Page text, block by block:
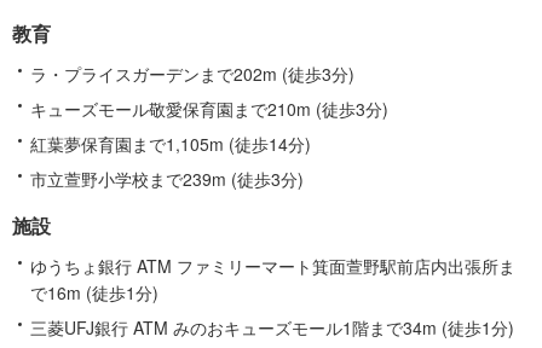
教育
ラ・プライスガーデンまで202m (徒歩3分)
キューズモール敬愛保育園まで210m (徒歩3分)
紅葉夢保育園まで1,105m (徒歩14分)
市立萱野小学校まで239m (徒歩3分)
施設
ゆうちょ銀行 ATM ファミリーマート箕面萱野駅前店内出張所ま
で16m (徒歩1分)
三菱UFJ銀行 ATM みのおキューズモール1階まで34m (徒歩1分)